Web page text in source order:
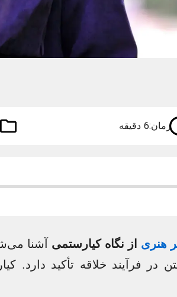
زمان:6 دقیقه
هنری از نگاه کیارستمی آشنا
در فرآیند خلاقه تأکید